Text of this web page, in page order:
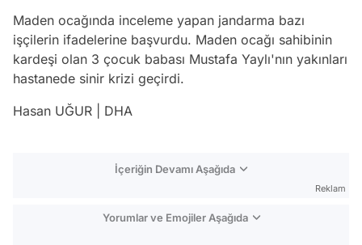
Maden ocağında inceleme yapan jandarma bazı
işçilerin ifadelerine başvurdu. Maden ocağı sahibinin
kardeşi olan 3 çocuk babası Mustafa Yaylı'nın yakınları
hastanede sinir krizi geçirdi.
Hasan UĞUR | DHA
İçeriğin Devamı Aşağıda
Reklam
Yorumlar ve Emojiler Aşağıda